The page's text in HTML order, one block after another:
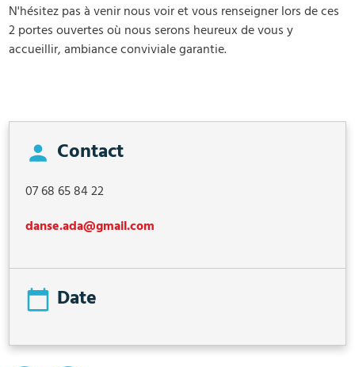
N'hésitez pas à venir nous voir et vous renseigner lors de ces
2 portes ouvertes où nous serons heureux de vous y
accueillir, ambiance conviviale garantie.
Contact
07 68 65 84 22
danse.ada@gmail.com
Date